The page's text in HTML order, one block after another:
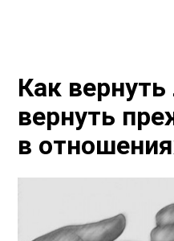
Как
вернуть
в